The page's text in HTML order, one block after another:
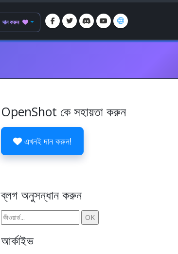
দান করুন
OpenShot কে সহায়তা করুন
এখনই দান করুন!
ব্লগ অনুসন্ধান করুন
আর্কাইভ